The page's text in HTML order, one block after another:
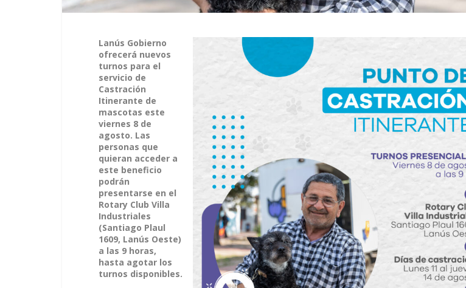
Lanús Gobierno
ofrecerá nuevos
turnos para el
servicio de
Castración
Itinerante de
mascotas este
viernes 8 de
agosto. Las
personas que
quieran acceder a
este beneficio
podrán
presentarse en el
Rotary Club Villa
Industriales
(Santiago Plaul
1609, Lanús Oeste)
a las 9 horas,
hasta agotar los
turnos disponibles.